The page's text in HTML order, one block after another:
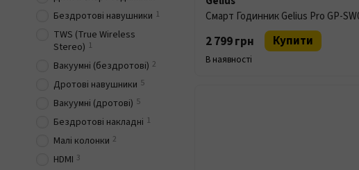
2 799 грн Купити
В наявності
Бездротові навушники 1
TWS (True Wireless
Stereo) 1
Вакуумні (бездротові) 2
Дротові навушники 5
Вакуумні (дротові) 5
Бездротові накладні 1
Малі колонки 2
HDMI 3